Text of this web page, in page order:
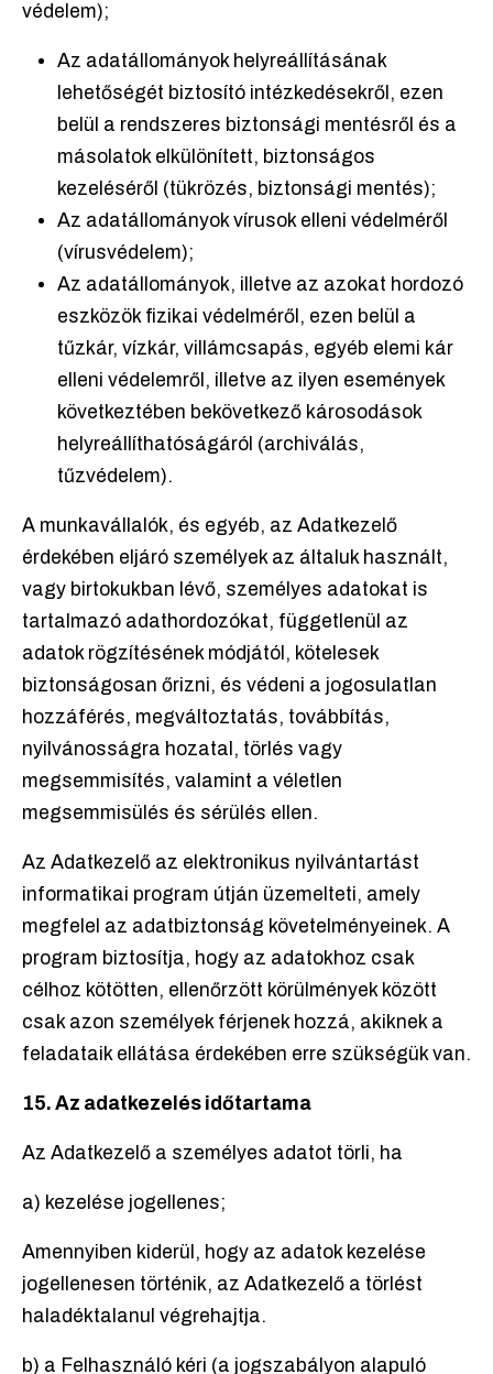
védelem);
Az adatállományok helyreállításának
lehetőségét biztosító intézkedésekről, ezen
belül a rendszeres biztonsági mentésről és a
másolatok elkülönített, biztonságos
kezeléséről (tükrözés, biztonsági mentés);
Az adatállományok vírusok elleni védelméről
(vírusvédelem);
Az adatállományok, illetve az azokat hordozó
eszközök fizikai védelméről, ezen belül a
tűzkár, vízkár, villámcsapás, egyéb elemi kár
elleni védelemről, illetve az ilyen események
következtében bekövetkező károsodások
helyreállíthatóságáról (archiválás,
tűzvédelem).
A munkavállalók, és egyéb, az Adatkezelő
érdekében eljáró személyek az általuk használt,
vagy birtokukban lévő, személyes adatokat is
tartalmazó adathordozókat, függetlenül az
adatok rögzítésének módjától, kötelesek
biztonságosan őrizni, és védeni a jogosulatlan
hozzáférés, megváltoztatás, továbbítás,
nyilvánosságra hozatal, törlés vagy
megsemmisítés, valamint a véletlen
megsemmisülés és sérülés ellen.
Az Adatkezelő az elektronikus nyilvántartást
informatikai program útján üzemelteti, amely
megfelel az adatbiztonság követelményeinek. A
program biztosítja, hogy az adatokhoz csak
célhoz kötötten, ellenőrzött körülmények között
csak azon személyek férjenek hozzá, akiknek a
feladataik ellátása érdekében erre szükségük van.
15. Az adatkezelés időtartama
Az Adatkezelő a személyes adatot törli, ha
a) kezelése jogellenes;
Amennyiben kiderül, hogy az adatok kezelése
jogellenesen történik, az Adatkezelő a törlést
haladéktalanul végrehajtja.
b) a Felhasználó kéri (a jogszabályon alapuló